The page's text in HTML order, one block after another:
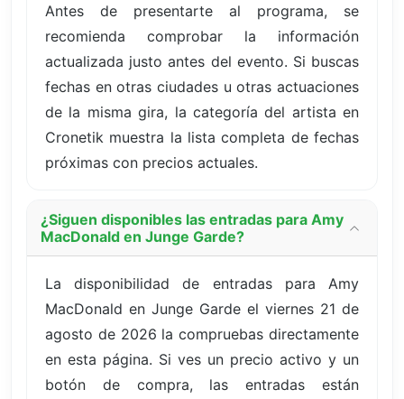
Antes de presentarte al programa, se
recomienda comprobar la información
actualizada justo antes del evento. Si buscas
fechas en otras ciudades u otras actuaciones
de la misma gira, la categoría del artista en
Cronetik muestra la lista completa de fechas
próximas con precios actuales.
¿Siguen disponibles las entradas para Amy
MacDonald en Junge Garde?
La disponibilidad de entradas para Amy
MacDonald en Junge Garde el viernes 21 de
agosto de 2026 la compruebas directamente
en esta página. Si ves un precio activo y un
botón de compra, las entradas están